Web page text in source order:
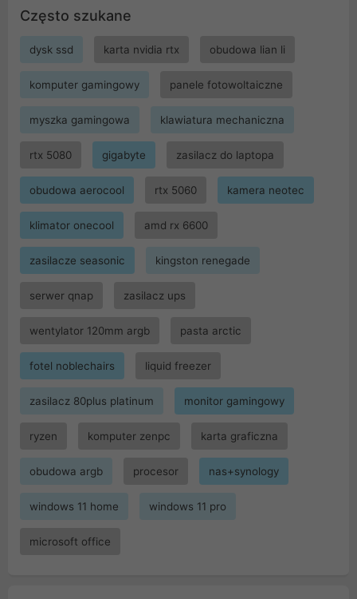
Często szukane
dysk ssd karta nvidia rtx obudowa lian li
komputer gamingowy panele fotowoltaiczne
myszka gamingowa klawiatura mechaniczna
rtx 5080 gigabyte zasilacz do laptopa
obudowa aerocool rtx 5060 kamera neotec
klimator onecool amd rx 6600
zasilacze seasonic kingston renegade
serwer qnap zasilacz ups
wentylator 120mm argb pasta arctic
fotel noblechairs liquid freezer
zasilacz 80plus platinum monitor gamingowy
ryzen komputer zenpc karta graficzna
obudowa argb procesor nas+synology
windows 11 home windows 11 pro
microsoft office